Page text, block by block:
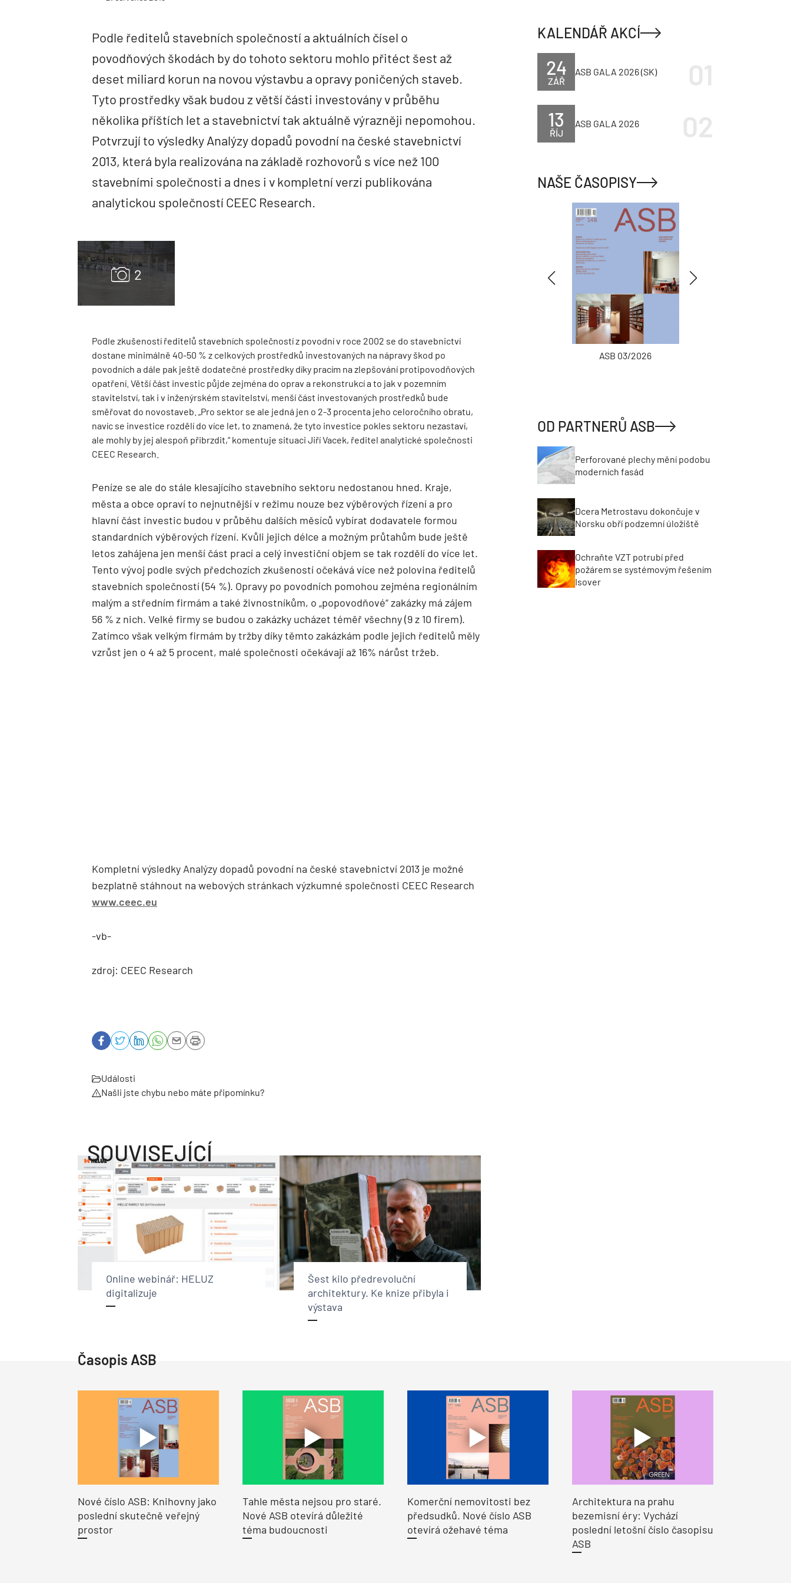
Podle ředitelů stavebních společností a aktuálních čísel o
povodňových škodách by do tohoto sektoru mohlo přitéct šest až
deset miliard korun na novou výstavbu a opravy poničených staveb.
Tyto prostředky však budou z větší části investovány v průběhu
několika příštích let a stavebnictví tak aktuálně výrazněji nepomohou.
Potvrzují to výsledky Analýzy dopadů povodní na české stavebnictví
2013, která byla realizována na základě rozhovorů s více než 100
stavebními společnosti a dnes i v kompletní verzi publikována
analytickou společností CEEC Research.
Podle zkušeností ředitelů stavebních společností z povodní v roce 2002 se do stavebnictví
dostane minimálně 40-50 % z celkových prostředků investovaných na nápravy škod po
povodních a dále pak ještě dodatečné prostředky díky pracím na zlepšování protipovodňových
opatření. Větší část investic půjde zejména do oprav a rekonstrukcí a to jak v pozemním
stavitelství, tak i v inženýrském stavitelství, menší část investovaných prostředků bude
směřovat do novostaveb. „Pro sektor se ale jedná jen o 2-3 procenta jeho celoročního obratu,
navíc se investice rozdělí do více let, to znamená, že tyto investice pokles sektoru nezastaví,
ale mohly by jej alespoň přibrzdit,“ komentuje situaci Jiří Vacek, ředitel analytické společnosti
CEEC Research.
Peníze se ale do stále klesajícího stavebního sektoru nedostanou hned. Kraje,
města a obce opraví to nejnutnější v režimu nouze bez výběrových řízení a pro
hlavní část investic budou v průběhu dalších měsíců vybírat dodavatele formou
standardních výběrových řízení. Kvůli jejich délce a možným průtahům bude ještě
letos zahájena jen menší část prací a celý investiční objem se tak rozdělí do více let.
Tento vývoj podle svých předchozích zkušeností očekává více než polovina ředitelů
stavebních společností (54 %). Opravy po povodních pomohou zejména regionálním
malým a středním firmám a také živnostníkům, o „popovodňové“ zakázky má zájem
56 % z nich. Velké firmy se budou o zakázky ucházet téměř všechny (9 z 10 firem).
Zatímco však velkým firmám by tržby díky těmto zakázkám podle jejich ředitelů měly
vzrůst jen o 4 až 5 procent, malé společnosti očekávají až 16% nárůst tržeb.
Kompletní výsledky Analýzy dopadů povodní na české stavebnictví 2013 je možné
bezplatně stáhnout na webových stránkach výzkumné společnosti CEEC Research
www.ceec.eu
-vb-
zdroj: CEEC Research
Události
Našli jste chybu nebo máte připomínku?
SOUVISEJÍCÍ
Online webinář: HELUZ
digitalizuje
Šest kilo předrevoluční
architektury. Ke knize přibyla i
výstava
Časopis ASB
Nové číslo ASB: Knihovny jako
poslední skutečně veřejný
prostor
Tahle města nejsou pro staré.
Nové ASB otevírá důležité
téma budoucnosti
Komerční nemovitosti bez
předsudků. Nové číslo ASB
otevírá ožehavé téma
Architektura na prahu
bezemisní éry: Vychází
poslední letošní číslo časopisu
ASB
KALENDÁŘ AKCÍ
ZÁŘ
24 ASB GALA 2026 (SK)
ŘÍJ
13 ASB GALA 2026
NAŠE ČASOPISY
TZB HAUSTECHNIK 02/2026 ASB 03/2026
OD PARTNERŮ ASB
Perforované plechy mění podobu
moderních fasád
Dcera Metrostavu dokončuje v
Norsku obří podzemní úložiště
Ochraňte VZT potrubí před
požárem se systémovým řešením
Isover